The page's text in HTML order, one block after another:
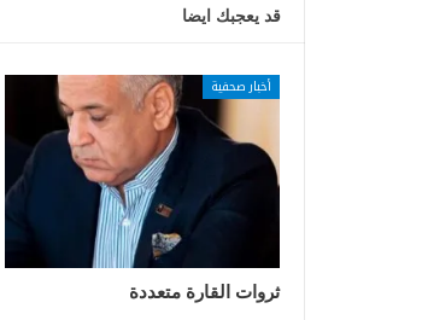
قد يعجبك ايضا
أخبار صحفية
ثروات القارة متعددة